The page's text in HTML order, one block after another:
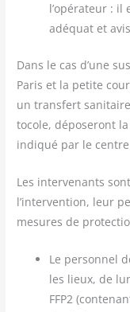
l’opérateur : il
adé­quat et
Dans le cas d’une
Paris et la petite
un trans­fert
to­cole, dépo­se­ront
indi­qué par le
Les inter­ve­nants
l’intervention, leur
mesures de
Le per­son­nel
les lieux, de
FFP2